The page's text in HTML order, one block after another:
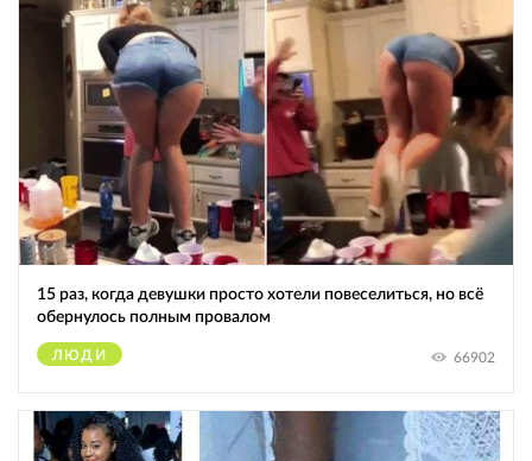
15 раз, когда девушки просто хотели повеселиться, но всё
обернулось полным провалом
ЛЮДИ 66902